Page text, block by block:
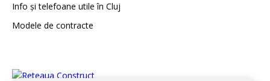
Info și telefoane utile în Cluj
Modele de contracte